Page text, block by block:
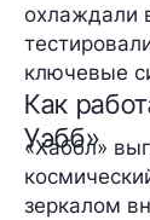
охлаждали
ключевые
Как
Уэбб»
«Хаббл»
зеркалом